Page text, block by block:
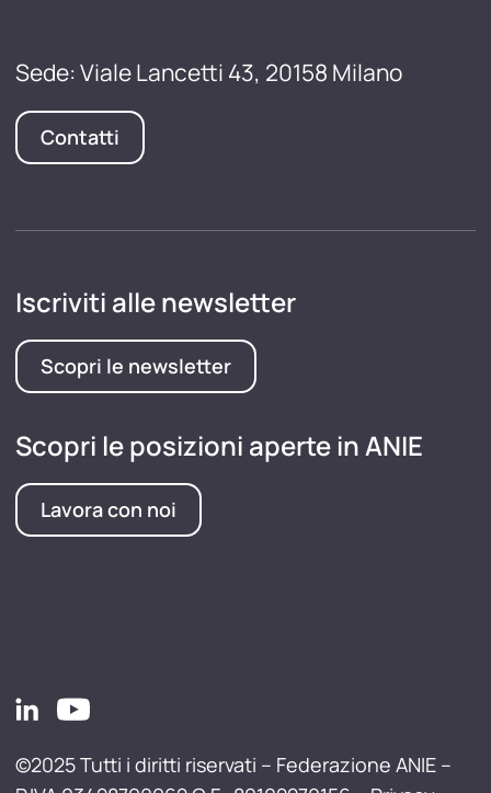
Sede: Viale Lancetti 43, 20158 Milano
Contatti
Iscriviti alle newsletter
Scopri le newsletter
Scopri le posizioni aperte in ANIE
Lavora con noi
©2025 Tutti i diritti riservati – Federazione ANIE –